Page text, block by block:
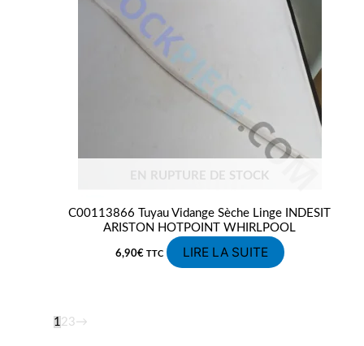
EN RUPTURE DE STOCK
C00113866 Tuyau Vidange Sèche Linge INDESIT
ARISTON HOTPOINT WHIRLPOOL
6,90€ TTC LIRE LA SUITE
1 2 3→